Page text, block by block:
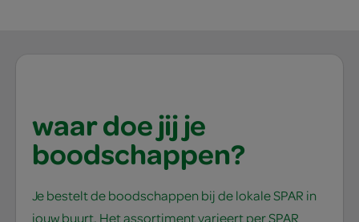
waar doe jij je
boodschappen?
Je bestelt de boodschappen bij de lokale SPAR in
jouw buurt. Het assortiment varieert per SPAR